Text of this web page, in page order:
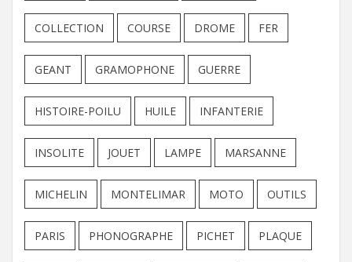
COLLECTION COURSE DROME FER
GEANT GRAMOPHONE GUERRE
HISTOIRE-POILU HUILE INFANTERIE
INSOLITE JOUET LAMPE MARSANNE
MICHELIN MONTELIMAR MOTO OUTILS
PARIS PHONOGRAPHE PICHET PLAQUE